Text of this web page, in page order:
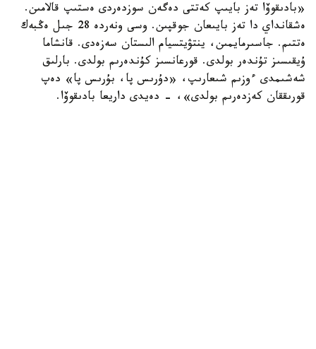
«بادىقوۆا تەز بايىپ كەتتى دەگەن سوزدەردى ەستىپ قالامىن.
ەشقانداي دا تەز بايىعان جوقپىن. وسى ونەردە 28 جىل ەڭبەك
ەتتىم. جاسىرمايمىن، ينتۋيتسيام الىستان سەزەدى. قانشاما
ۇيقىسىز تۇندەر بولدى. قورعانسىز كۇندەرىم بولدى. بارلىق
شەشىمدى ءوزىم شىعارىپ، «دۇرىس پا، بۇرىس پا» دەپ
قورىققان كەزدەرىم بولدى»، - دەيدى داريعا بادىقوۆا.